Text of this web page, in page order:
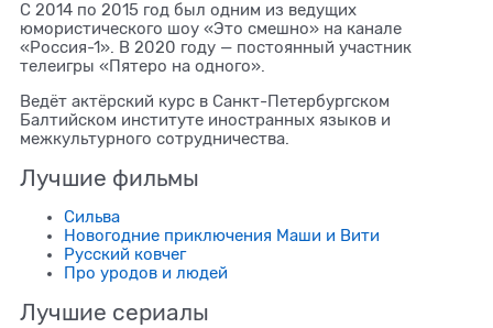
С 2014 по 2015 год был одним из ведущих
юмористического шоу «Это смешно» на канале
«Россия-1». В 2020 году — постоянный участник
телеигры «Пятеро на одного».
Ведёт актёрский курс в Санкт-Петербургском
Балтийском институте иностранных языков и
межкультурного сотрудничества.
Лучшие фильмы
Сильва
Новогодние приключения Маши и Вити
Русский ковчег
Про уродов и людей
Лучшие сериалы